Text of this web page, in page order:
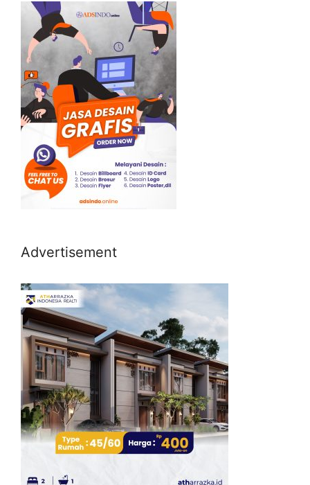
Advertisement